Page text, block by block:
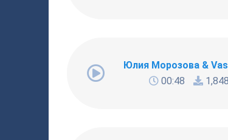
Юлия Морозова &
00:48
1,848